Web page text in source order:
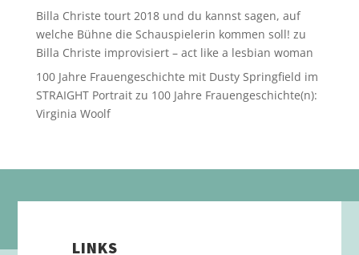
Billa Christe tourt 2018 und du kannst sagen, auf
welche Bühne die Schauspielerin kommen soll! zu
Billa Christe improvisiert – act like a lesbian woman
100 Jahre Frauengeschichte mit Dusty Springfield im
STRAIGHT Portraitzu 100 Jahre Frauengeschichte(n):
Virginia Woolf
LINKS